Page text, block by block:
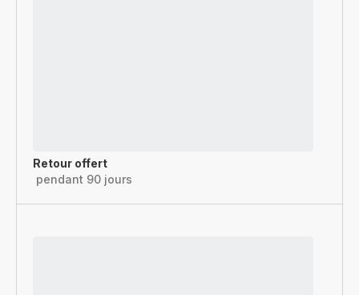
Retour offert
pendant 90 jours